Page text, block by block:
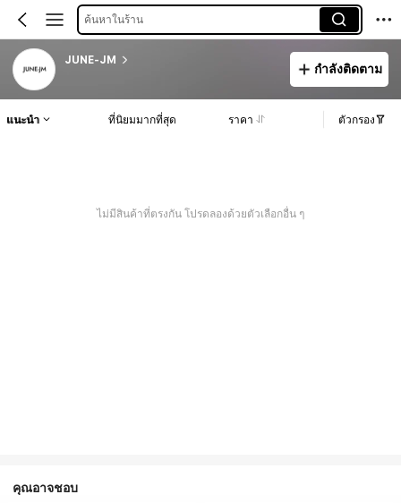
ค้นหาในร้าน
JUNE-JM
กำลังติดตาม
แนะนำ ที่นิยมมากที่สุด ราคา ตัวกรอง
ไม่มีสินค้าที่ตรงกัน โปรดลองด้วยตัวเลือกอื่น ๆ
คุณอาจชอบ